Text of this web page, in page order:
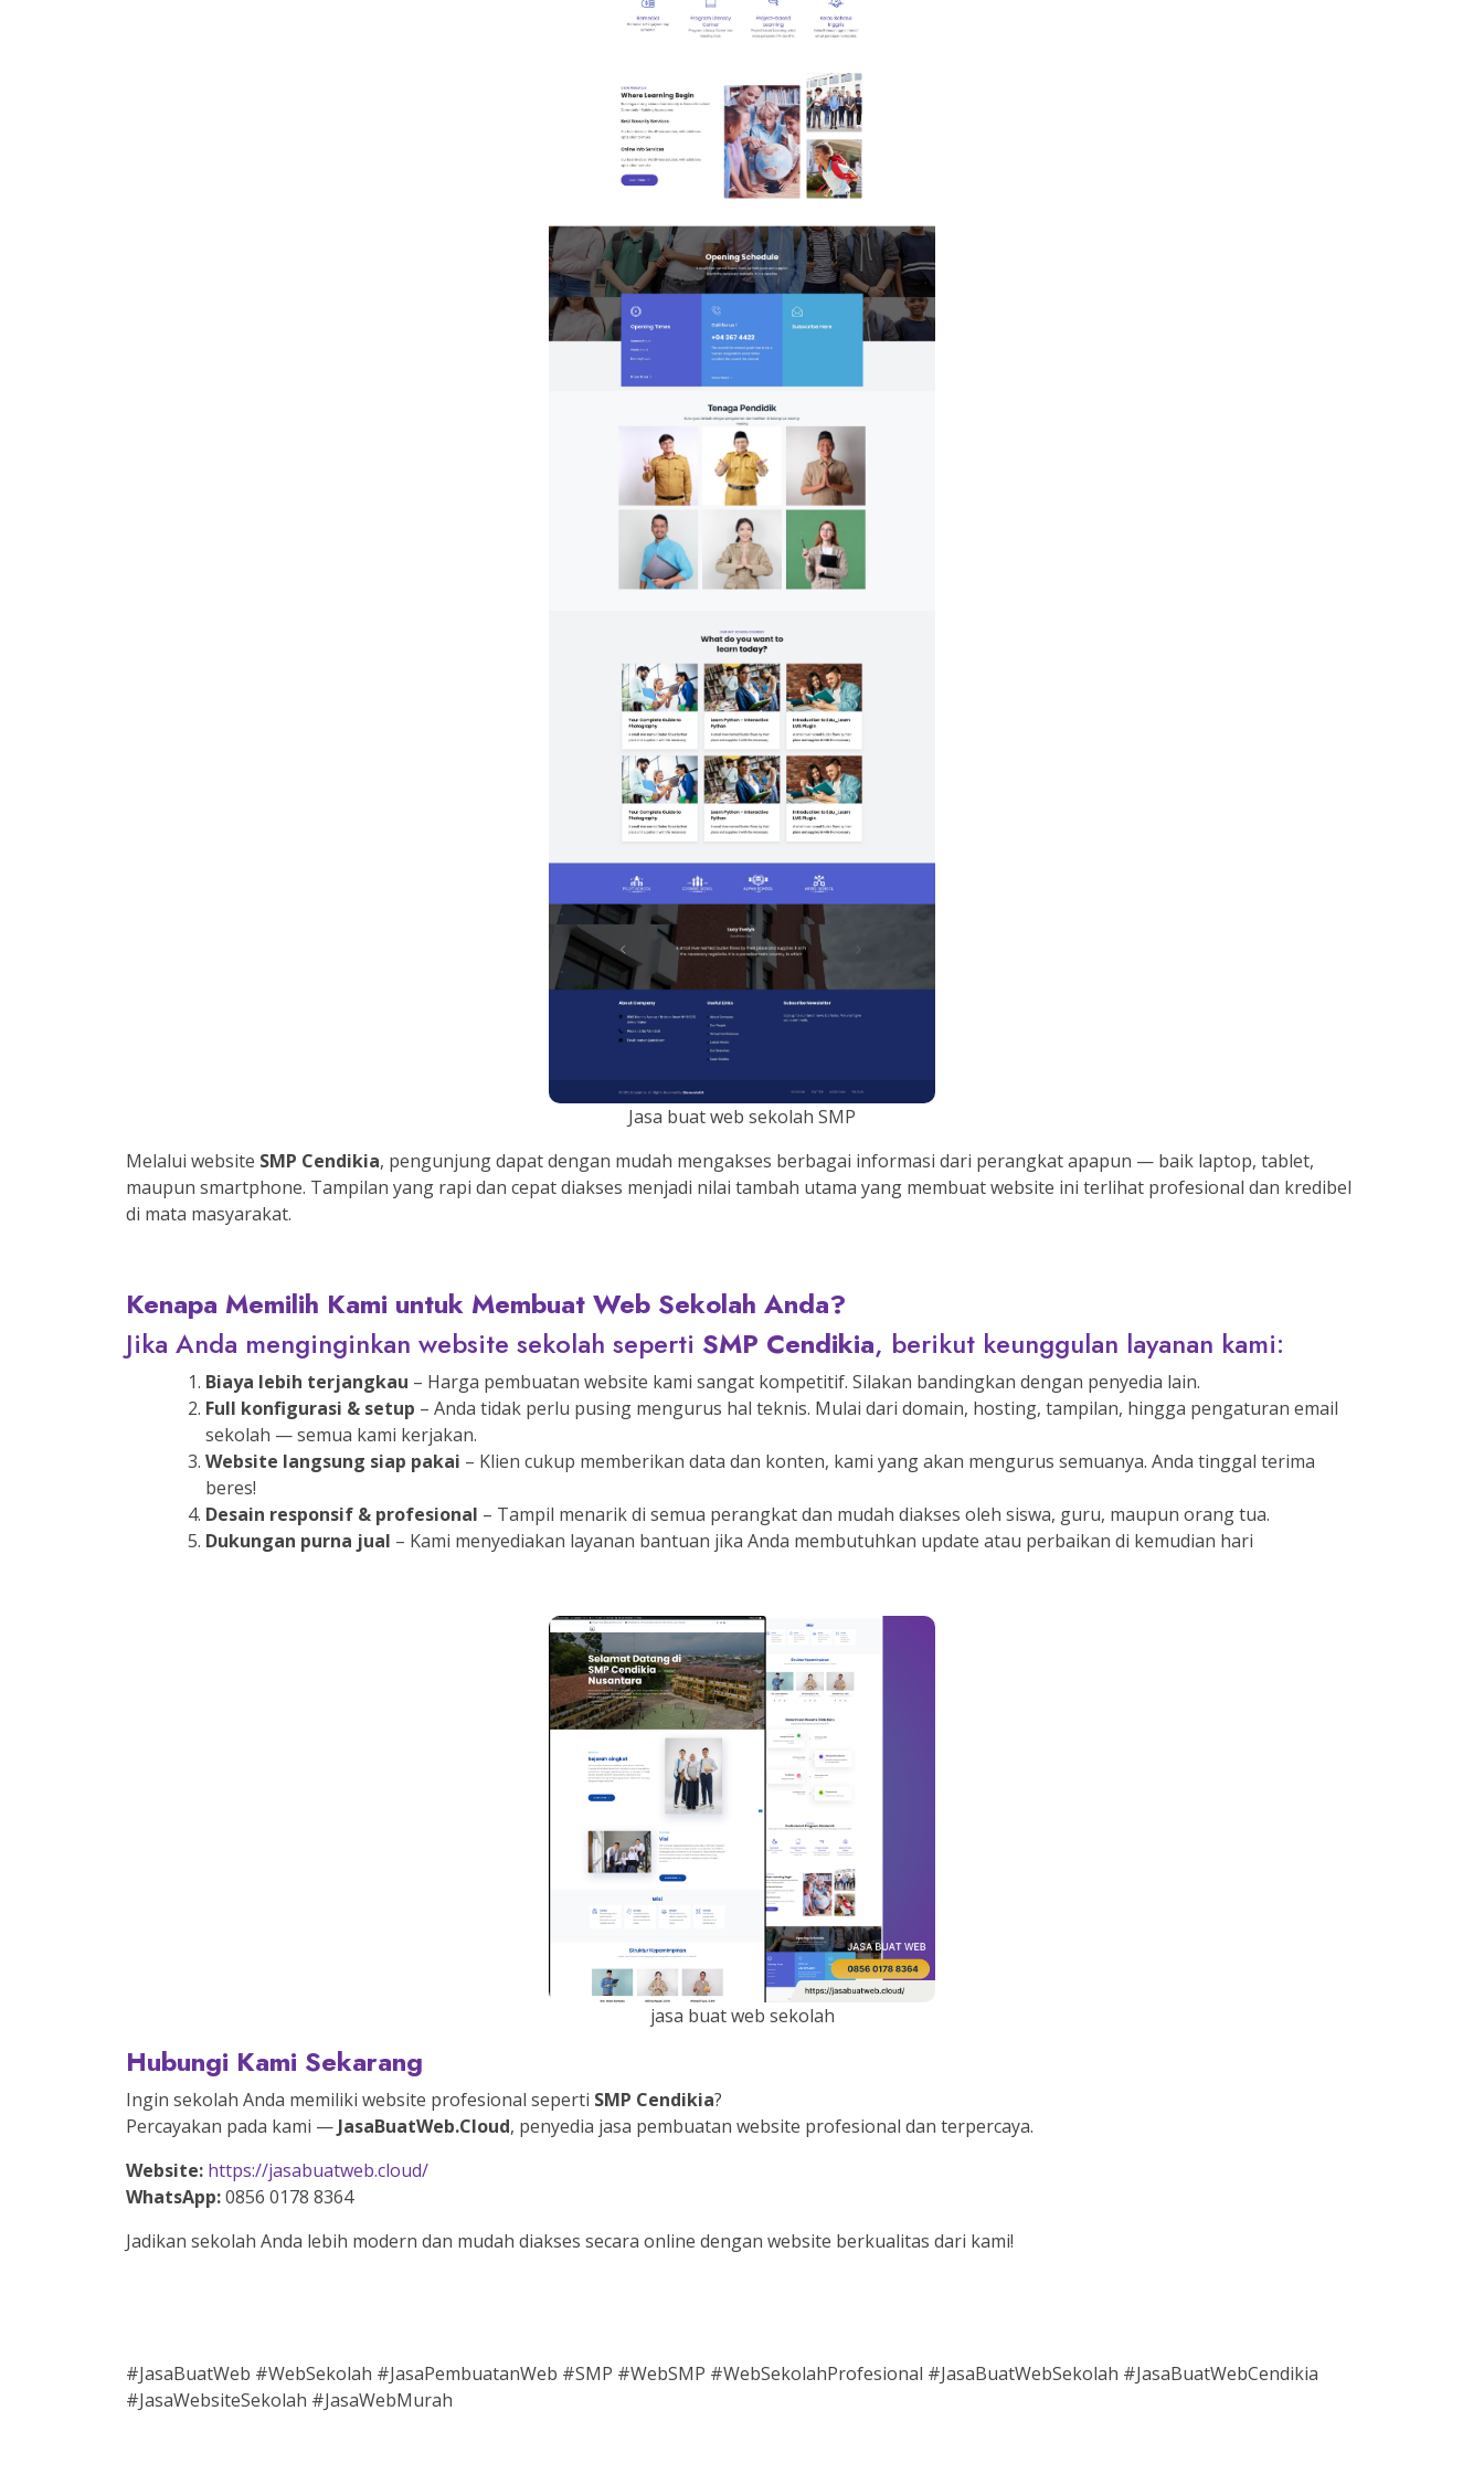
Jasa buat web sekolah SMP
Melalui website SMP Cendikia, pengunjung dapat dengan mudah mengakses berbagai informasi dari perangkat apapun — baik laptop, tablet,
maupun smartphone. Tampilan yang rapi dan cepat diakses menjadi nilai tambah utama yang membuat website ini terlihat profesional dan kredibel
di mata masyarakat.
Kenapa Memilih Kami untuk Membuat Web Sekolah Anda?
Jika Anda menginginkan website sekolah seperti SMP Cendikia, berikut keunggulan layanan kami:
Biaya lebih terjangkau – Harga pembuatan website kami sangat kompetitif. Silakan bandingkan dengan penyedia lain.
Full konfigurasi & setup – Anda tidak perlu pusing mengurus hal teknis. Mulai dari domain, hosting, tampilan, hingga pengaturan email
sekolah — semua kami kerjakan.
Website langsung siap pakai – Klien cukup memberikan data dan konten, kami yang akan mengurus semuanya. Anda tinggal terima
beres!
Desain responsif & profesional – Tampil menarik di semua perangkat dan mudah diakses oleh siswa, guru, maupun orang tua.
Dukungan purna jual – Kami menyediakan layanan bantuan jika Anda membutuhkan update atau perbaikan di kemudian hari
jasa buat web sekolah
Hubungi Kami Sekarang
Ingin sekolah Anda memiliki website profesional seperti SMP Cendikia?
Percayakan pada kami — JasaBuatWeb.Cloud, penyedia jasa pembuatan website profesional dan terpercaya.
Website: https://jasabuatweb.cloud/
WhatsApp:0856 0178 8364
Jadikan sekolah Anda lebih modern dan mudah diakses secara online dengan website berkualitas dari kami!
#JasaBuatWeb #WebSekolah #JasaPembuatanWeb #SMP #WebSMP #WebSekolahProfesional #JasaBuatWebSekolah #JasaBuatWebCendikia
#JasaWebsiteSekolah #JasaWebMurah